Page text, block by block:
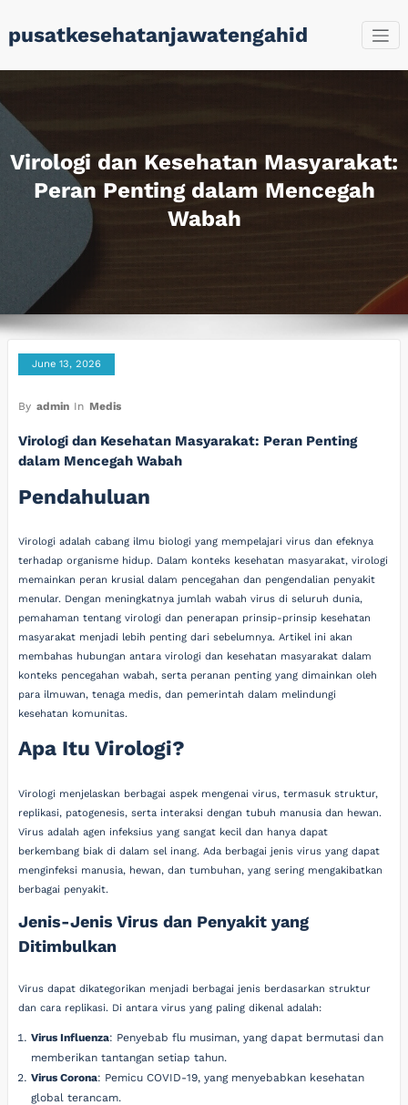
to
content
pusatkesehatanjawatengahid
Virologi dan Kesehatan Masyarakat:
Peran Penting dalam Mencegah
Wabah
June 13, 2026
By admin In Medis
Virologi dan Kesehatan Masyarakat: Peran Penting
dalam Mencegah Wabah
Pendahuluan
Virologi adalah cabang ilmu biologi yang mempelajari virus dan efeknya
terhadap organisme hidup. Dalam konteks kesehatan masyarakat, virologi
memainkan peran krusial dalam pencegahan dan pengendalian penyakit
menular. Dengan meningkatnya jumlah wabah virus di seluruh dunia,
pemahaman tentang virologi dan penerapan prinsip-prinsip kesehatan
masyarakat menjadi lebih penting dari sebelumnya. Artikel ini akan
membahas hubungan antara virologi dan kesehatan masyarakat dalam
konteks pencegahan wabah, serta peranan penting yang dimainkan oleh
para ilmuwan, tenaga medis, dan pemerintah dalam melindungi
kesehatan komunitas.
Apa Itu Virologi?
Virologi menjelaskan berbagai aspek mengenai virus, termasuk struktur,
replikasi, patogenesis, serta interaksi dengan tubuh manusia dan hewan.
Virus adalah agen infeksius yang sangat kecil dan hanya dapat
berkembang biak di dalam sel inang. Ada berbagai jenis virus yang dapat
menginfeksi manusia, hewan, dan tumbuhan, yang sering mengakibatkan
berbagai penyakit.
Jenis-Jenis Virus dan Penyakit yang
Ditimbulkan
Virus dapat dikategorikan menjadi berbagai jenis berdasarkan struktur
dan cara replikasi. Di antara virus yang paling dikenal adalah:
Virus Influenza: Penyebab flu musiman, yang dapat bermutasi dan
memberikan tantangan setiap tahun.
Virus Corona: Pemicu COVID-19, yang menyebabkan kesehatan
global terancam.